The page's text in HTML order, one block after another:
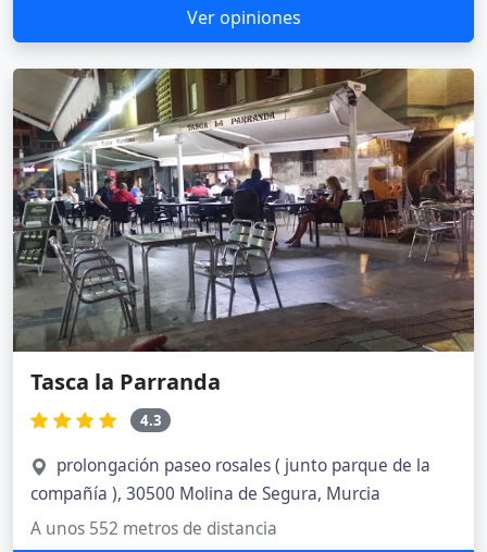
Ver opiniones
Tasca la Parranda
4.3
prolongación paseo rosales ( junto parque de la
compañía ), 30500 Molina de Segura, Murcia
A unos 552 metros de distancia